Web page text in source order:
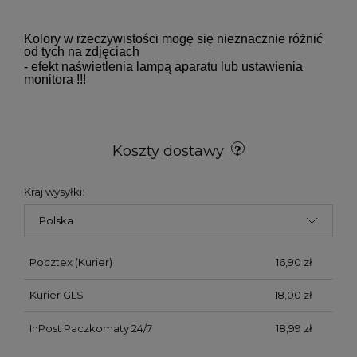
Kolory w rzeczywistości mogę się nieznacznie różnić
od tych na zdjęciach
- efekt naświetlenia lampą aparatu lub ustawienia
monitora !!!
Koszty dostawy
Kraj wysyłki:
Pocztex (Kurier) 16,90 zł
Kurier GLS 18,00 zł
InPost Paczkomaty 24/7 18,99 zł